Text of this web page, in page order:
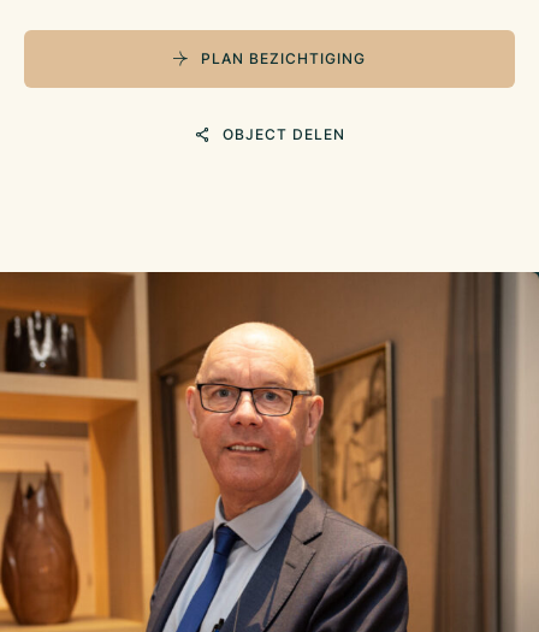
PLAN BEZICHTIGING
OBJECT DELEN